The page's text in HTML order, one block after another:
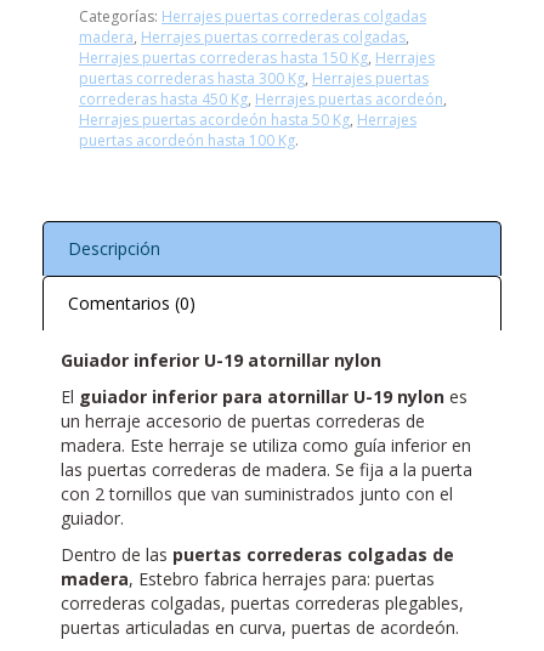
Categorías: Herrajes puertas correderas colgadas
madera, Herrajes puertas correderas colgadas,
Herrajes puertas correderas hasta 150 Kg, Herrajes
puertas correderas hasta 300 Kg, Herrajes puertas
correderas hasta 450 Kg, Herrajes puertas acordeón,
Herrajes puertas acordeón hasta 50 Kg, Herrajes
puertas acordeón hasta 100 Kg.
Descripción
Comentarios (0)
Guiador inferior U-19 atornillar nylon
El guiador inferior para atornillar U-19 nylon es
un herraje accesorio de puertas correderas de
madera. Este herraje se utiliza como guía inferior en
las puertas correderas de madera. Se fija a la puerta
con 2 tornillos que van suministrados junto con el
guiador.
Dentro de las puertas correderas colgadas de
madera, Estebro fabrica herrajes para: puertas
correderas colgadas, puertas correderas plegables,
puertas articuladas en curva, puertas de acordeón.